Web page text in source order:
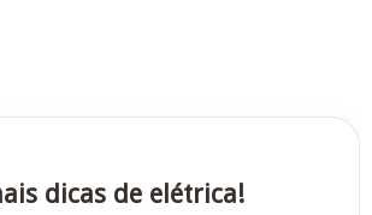
dicas de elétrica!